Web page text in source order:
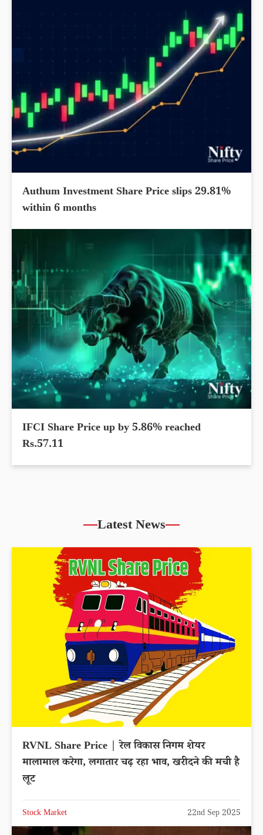
Authum Investment Share Price slips 29.81%
within 6 months
IFCI Share Price up by 5.86% reached
Rs.57.11
Latest News
RVNL Share Price | रेल विकास निगम शेयर
मालामाल करेगा, लगातार चढ़ रहा भाव, खरीदने की मची है
लूट
Stock Market 22nd Sep 2025